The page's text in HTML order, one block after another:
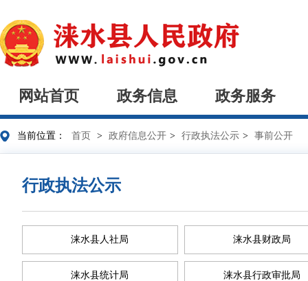
网站首页 政务信息 政务服务
当前位置： 首页 > 政府信息公开 > 行政执法公示 > 事前公开
行政执法公示
涞水县人社局 涞水县财政局
涞水县统计局 涞水县行政审批局